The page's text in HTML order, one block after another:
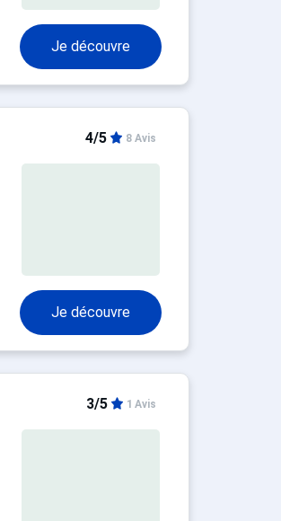
Je découvre
4/5 8 Avis
Je découvre
3/5 1 Avis